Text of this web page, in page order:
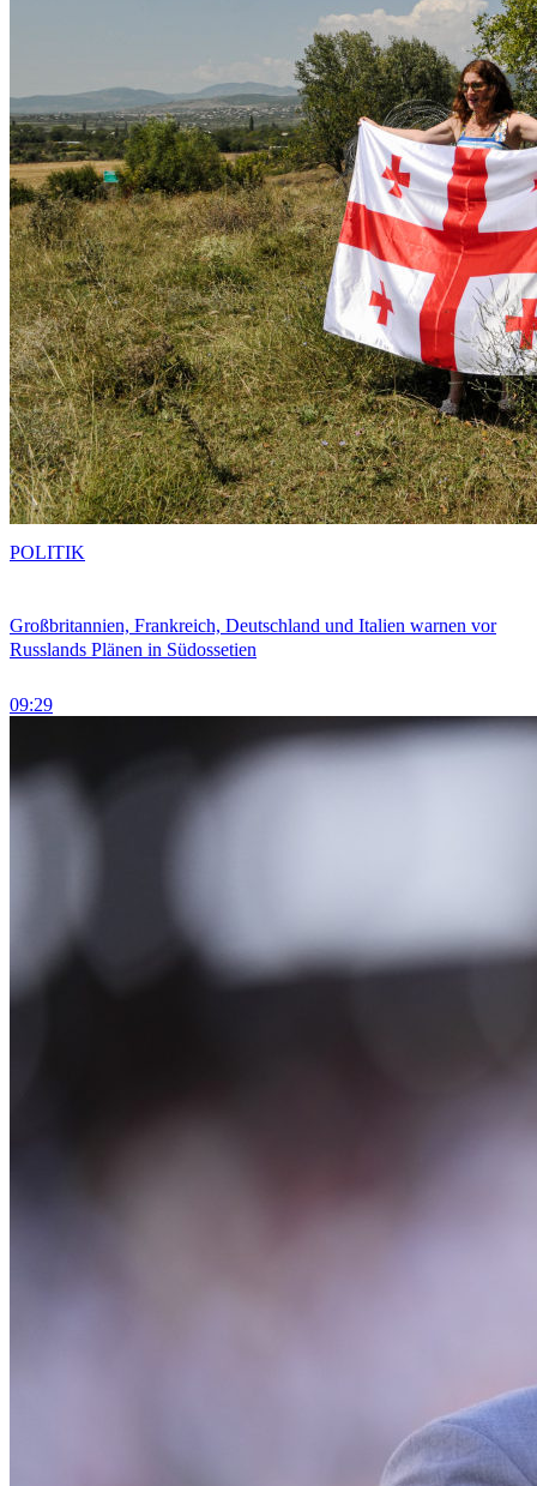
Großbritannien, Frankreich, Deutschland und Italien warnen vor
Russlands Plänen in Südossetien
09:29
POLITIK